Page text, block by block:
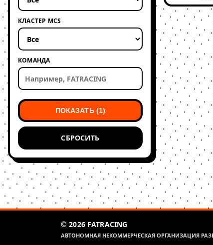
КЛАСТЕР MCS
КОМАНДА
ПОКАЗАТЬ (1)
СБРОСИТЬ
© 2026 FATRACING
АВТОНОМНАЯ НЕКОММЕРЧЕСКАЯ ОРГАНИЗАЦИЯ